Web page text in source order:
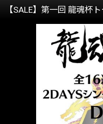
【SALE】第一回 龍魂杯